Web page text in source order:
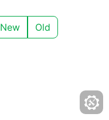
New Old